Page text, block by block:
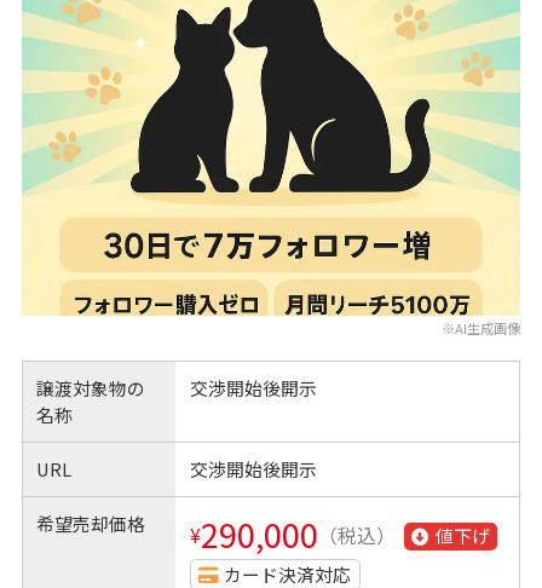
※AI生成画像
譲渡対象物の
名称
交渉開始後開示
URL 交渉開始後開示
希望売却価格 ¥290,000 （税込）
値下げ
カード決済対応